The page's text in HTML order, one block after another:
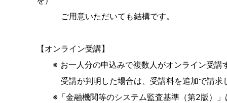
ご用意いただいても結構です。
【オンライン受講】
※ お一人分の申込みで複数人がオンライン受講
受講が判明した場合は、受講料を追加で請
※「金融機関等のシステム監査基準（第2版）」